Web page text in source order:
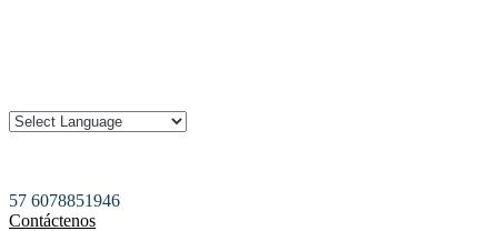
57 6078851946
Contáctenos